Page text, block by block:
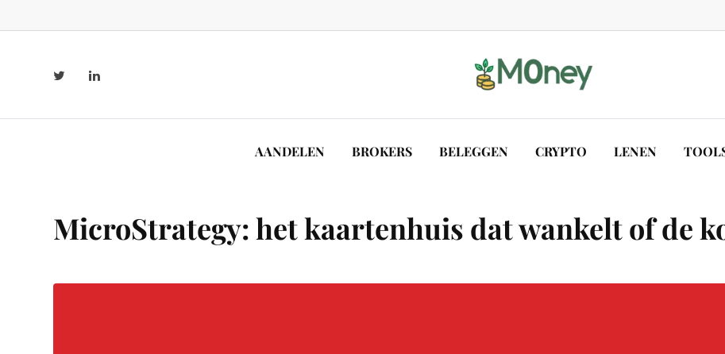
AANDELEN BROKERS BELEGGEN CRYPTO LENEN
MicroStrategy: het kaartenhuis dat wankelt of de